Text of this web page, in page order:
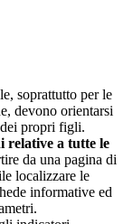
soprattutto per le
devono orientarsi
propri figli.
relative a tutte le
da una pagina di
localizzare le
informative ed